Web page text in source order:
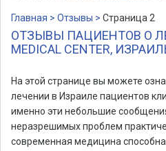
Главная > Отзывы > Страница 2
ОТЗЫВЫ ПАЦИЕНТОВ О
MEDICAL CENTER,
На этой странице вы можете
лечении в Израиле пациентов
именно эти небольшие
неразрешимых проблем
современная медицина способна